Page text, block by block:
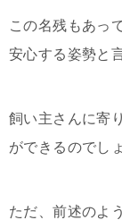
この名残もあっ
安心する姿勢と
飼い主さんに寄
ができるのでし
ただ、前述のよ